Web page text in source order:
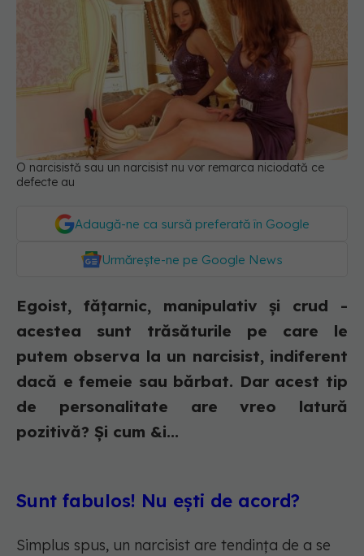
O narcisistă sau un narcisist nu vor remarca niciodată ce
defecte au
Adaugă-ne ca sursă preferată în Google
Urmărește-ne pe Google News
Egoist, fățarnic, manipulativ și crud -
acestea sunt trăsăturile pe care le
putem observa la un narcisist, indiferent
dacă e femeie sau bărbat. Dar acest tip
de personalitate are vreo latură
pozitivă? Și cum &i...
Sunt fabulos! Nu ești de acord?
Simplus spus, un narcisist are tendința de a se